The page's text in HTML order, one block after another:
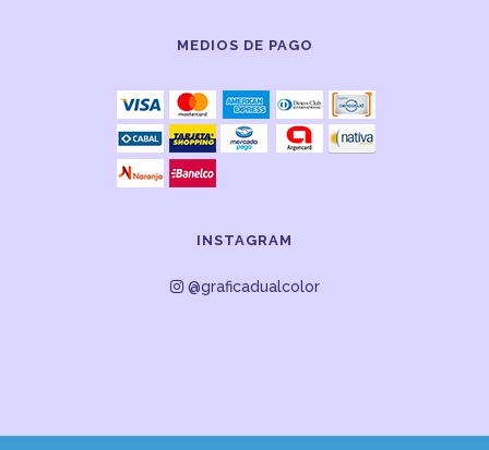
MEDIOS DE PAGO
INSTAGRAM
@graficadualcolor